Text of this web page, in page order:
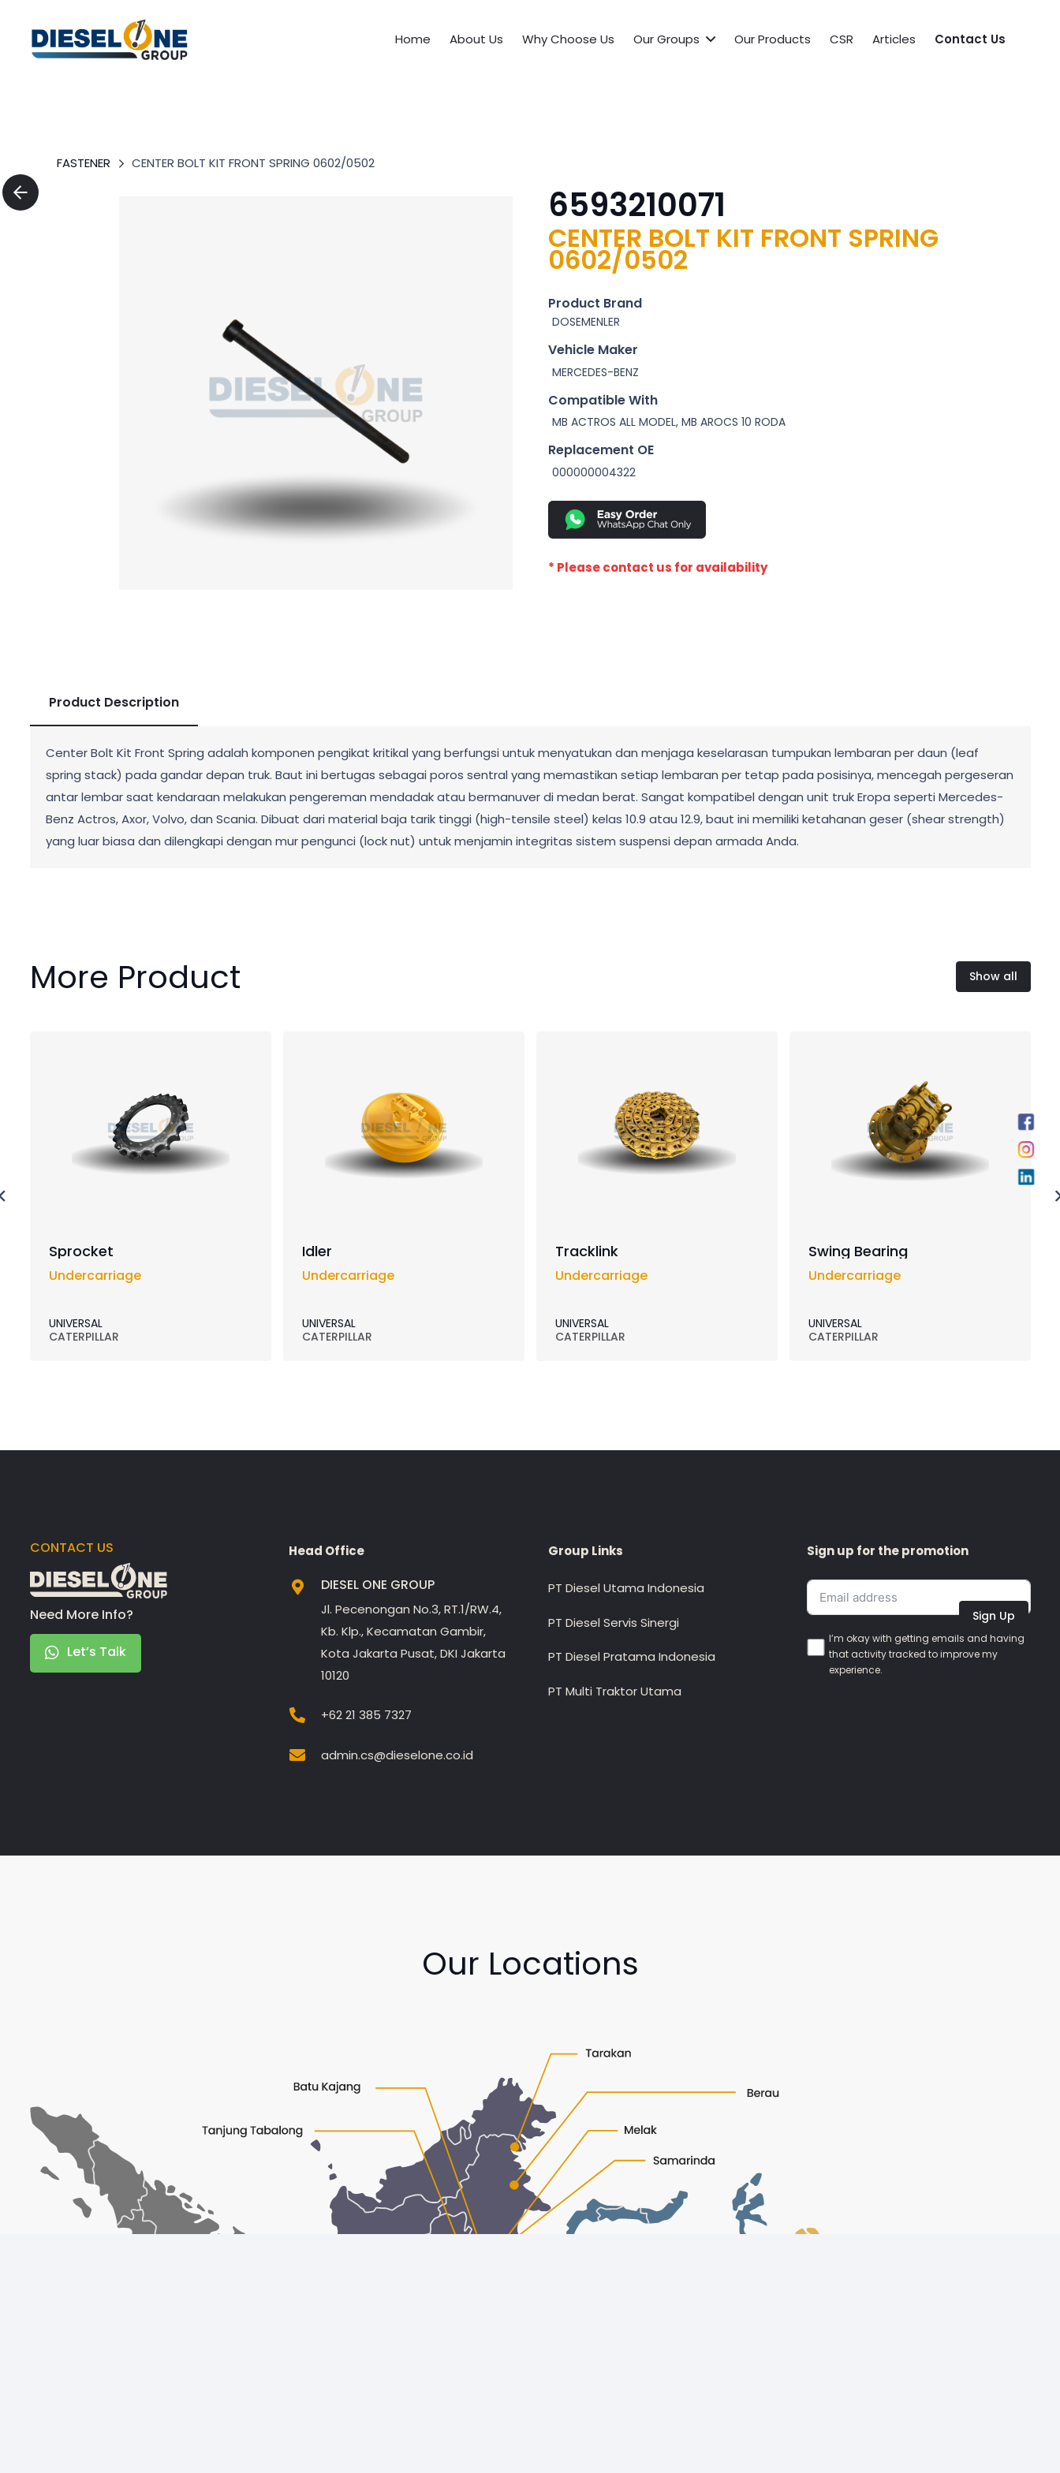
Home About Us Why Choose Us Our Groups Our Products CSR Articles Contact Us
FASTENER CENTER BOLT KIT FRONT SPRING 0602/0502
6593210071
CENTER BOLT KIT FRONT SPRING
0602/0502
Product Brand
DOSEMENLER
Vehicle Maker
MERCEDES-BENZ
Compatible With
MB ACTROS ALL MODEL, MB AROCS 10 RODA
Replacement OE
000000004322
* Please contact us for availability
Product Description
Center Bolt Kit Front Spring adalah komponen pengikat kritikal yang berfungsi untuk menyatukan dan menjaga keselarasan tumpukan lembaran per daun (leaf
spring stack) pada gandar depan truk. Baut ini bertugas sebagai poros sentral yang memastikan setiap lembaran per tetap pada posisinya, mencegah pergeseran
antar lembar saat kendaraan melakukan pengereman mendadak atau bermanuver di medan berat. Sangat kompatibel dengan unit truk Eropa seperti Mercedes-
Benz Actros, Axor, Volvo, dan Scania. Dibuat dari material baja tarik tinggi (high-tensile steel) kelas 10.9 atau 12.9, baut ini memiliki ketahanan geser (shear strength)
yang luar biasa dan dilengkapi dengan mur pengunci (lock nut) untuk menjamin integritas sistem suspensi depan armada Anda.
More Product Show all
Sprocket
Undercarriage
UNIVERSAL
CATERPILLAR
Idler
Undercarriage
UNIVERSAL
CATERPILLAR
Tracklink
Undercarriage
UNIVERSAL
CATERPILLAR
Swing Bearing
Undercarriage
UNIVERSAL
CATERPILLAR
CONTACT US
Need More Info?
Let’s Talk
Head Office
DIESEL ONE GROUP
Jl. Pecenongan No.3, RT.1/RW.4,
Kb. Klp., Kecamatan Gambir,
Kota Jakarta Pusat, DKI Jakarta
10120
+62 21 385 7327
admin.cs@dieselone.co.id
Group Links
PT Diesel Utama Indonesia
PT Diesel Servis Sinergi
PT Diesel Pratama Indonesia
PT Multi Traktor Utama
Sign up for the promotion
Sign Up
I’m okay with getting emails and having
that activity tracked to improve my
experience.
Our Locations